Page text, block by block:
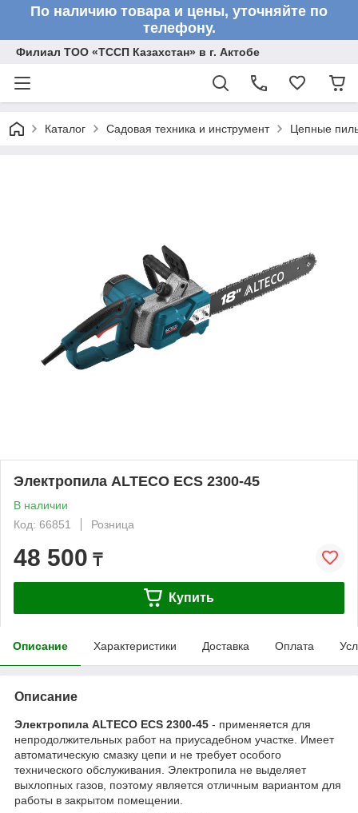
По наличию товара и цены, уточняйте по
телефону.
Филиал ТОО «ТССП Казахстан» в г. Актобе
Каталог Садовая техника и инструмент Цепные
Электропила ALTECO ECS 2300-45
В наличии
Код: 66851
Розница
48 500 ₸
Купить
Описание Характеристики Доставка Оплата
Описание
Электропила ALTECO ECS 2300-45 - применяется для
непродолжительных работ на приусадебном участке. Имеет
автоматическую смазку цепи и не требует особого
технического обслуживания. Электропила не выделяет
выхлопных газов, поэтому является отличным вариантом для
работы в закрытом помещении.